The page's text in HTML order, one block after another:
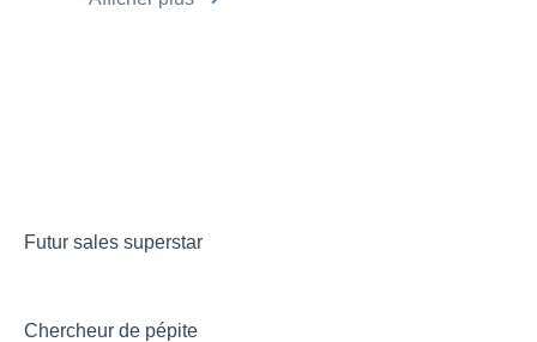
Futur sales superstar
Chercheur de pépite